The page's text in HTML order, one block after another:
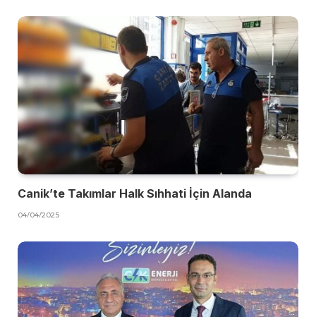
Canik’te Takımlar Halk Sıhhati İçin Alanda
04/04/2025